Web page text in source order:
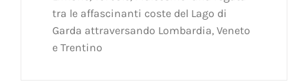
tra le affascinanti coste del Lago di
Garda attraversando Lombardia, Veneto
e Trentino